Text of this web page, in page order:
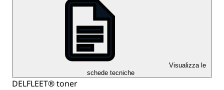
Visualizza le
schede tecniche
DELFLEET® toner